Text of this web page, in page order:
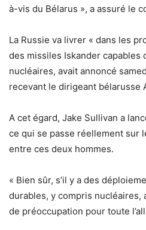
à-vis du Bélarus », a assuré le
La Russie va livrer « dans les
des missiles Iskander
nucléaires, avait annoncé
recevant le dirigeant bélarusse
A cet égard, Jake Sullivan a
ce qui se passe réellement sur
entre ces deux hommes.
« Bien sûr, s’il y a des
durables, y compris nucléaires,
de préoccupation pour toute